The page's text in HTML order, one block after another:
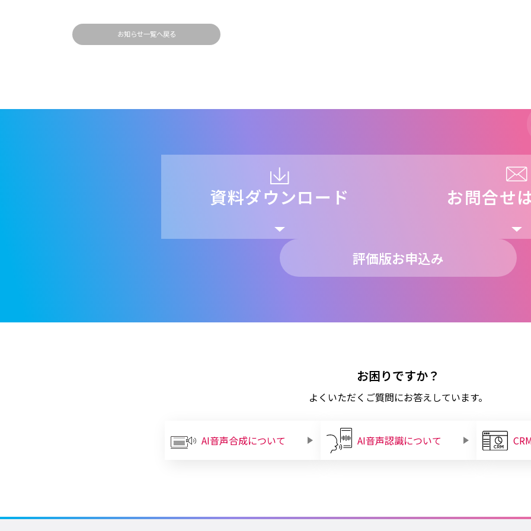
お知らせ一覧へ戻る
資料ダウンロード お問合せ
評価版お申込み
お困りですか？
よくいただくご質問にお答えしています。
AI音声合成について AI音声認識について